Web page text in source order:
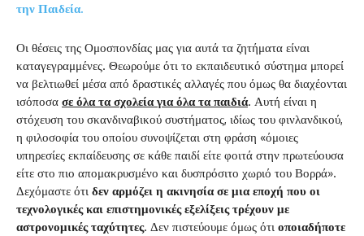
την Παιδεία.
Οι θέσεις της Ομοσπονδίας μας για αυτά τα ζητήματα είναι
καταγεγραμμένες. Θεωρούμε ότι το εκπαιδευτικό σύστημα μπορεί
να βελτιωθεί μέσα από δραστικές αλλαγές που όμως θα διαχέονται
ισόποσα σε όλα τα σχολεία για όλα τα παιδιά. Αυτή είναι η
στόχευση του σκανδιναβικού συστήματος, ιδίως του φινλανδικού,
η φιλοσοφία του οποίου συνοψίζεται στη φράση «όμοιες
υπηρεσίες εκπαίδευσης σε κάθε παιδί είτε φοιτά στην πρωτεύουσα
είτε στο πιο απομακρυσμένο και δυσπρόσιτο χωριό του Βορρά».
Δεχόμαστε ότι δεν αρμόζει η ακινησία σε μια εποχή που οι
τεχνολογικές και επιστημονικές εξελίξεις τρέχουν με
αστρονομικές ταχύτητες. Δεν πιστεύουμε όμως ότι οποιαδήποτε